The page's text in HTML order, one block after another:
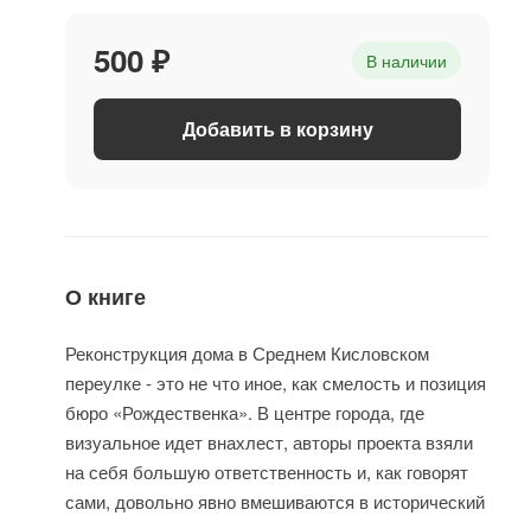
500 ₽ В наличии
Добавить в корзину
О книге
Реконструкция дома в Среднем Кисловском
переулке - это не что иное, как смелость и позиция
бюро «Рождественка». В центре города, где
визуальное идет внахлест, авторы проекта взяли
на себя большую ответственность и, как говорят
сами, довольно явно вмешиваются в исторический